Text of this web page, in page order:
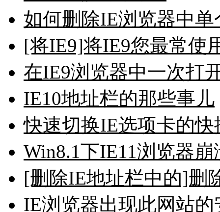
如何删除IE浏览器中
[将IE9]将IE9您最常使
在IE9浏览器中一次打
IE10地址栏的那些事儿
快速切换IE选项卡的快
Win8.1下IE11浏览器
[删除IE地址栏中的]删
IE浏览器出现此网站